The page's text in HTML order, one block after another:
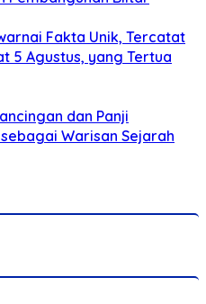
Fakta Unik, Tercatat
5 Agustus, yang Tertua
dan Panji
Warisan Sejarah